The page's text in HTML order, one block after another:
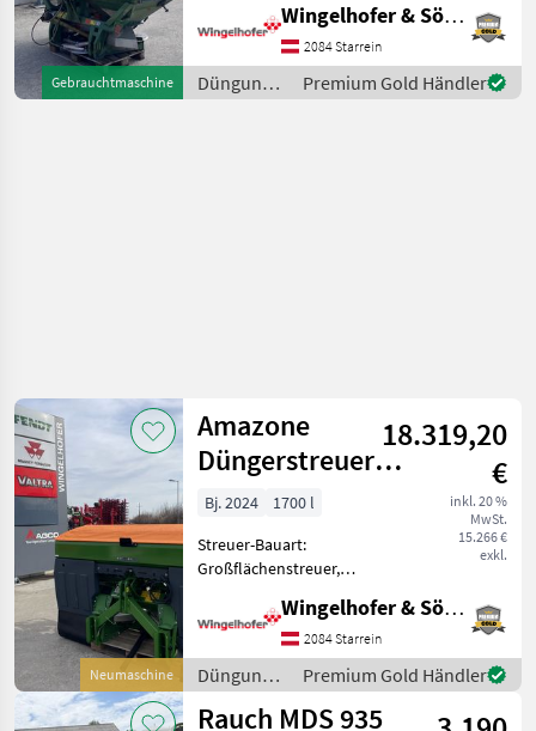
Gebrauchtmaschine
Grenzstreueinrichtung,
Streumengenverstellung -
Eigengewicht 289kg -
Maximale Zuladung 2500kg
Wingelhofer & Söhne GmbH
2084 Starrein
Düngung
und
Premium Gold Händler
Neumaschine
Amazone
Düngerstreuer
ZA-V 1700 Super
18.319,20
€
inkl. 20 %
MwSt.
15.266 €
exkl.
Bj. 2024
1700 l
Streuer-Bauart:
Großflächenstreuer,
Streumengenverstellung -
Amazone Düngerstreuer ZA
Super bestehend aus
Rahmen und
Grundbehälter - Profis-Wie
Wingelhofer & Söhne GmbH
2084 Starrein
Düngung
und
Beregnung
Premium Gold Händler
Rauch MDS 935